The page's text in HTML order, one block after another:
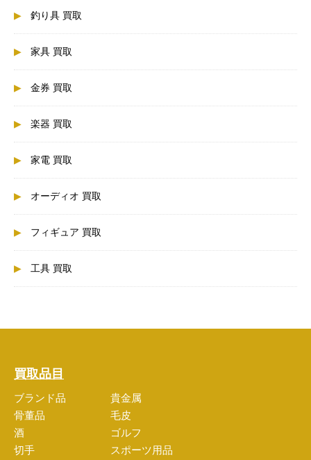
釣り具 買取
家具 買取
金券 買取
楽器 買取
家電 買取
オーディオ 買取
フィギュア 買取
工具 買取
買取品目
ブランド品
貴金属
骨董品
毛皮
酒
ゴルフ
切手
スポーツ用品